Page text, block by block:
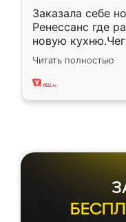
Заказала себе
Ренессанс где
новую
вполне
два года,
Читать полностью